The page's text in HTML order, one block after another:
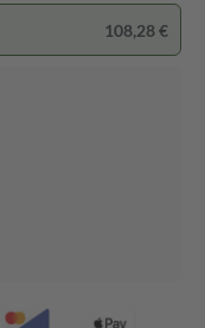
108,28 €